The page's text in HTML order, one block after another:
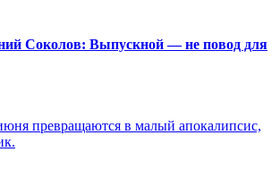
Соколов: Выпускной — не повод для
превращаются в малый апокалипсис,